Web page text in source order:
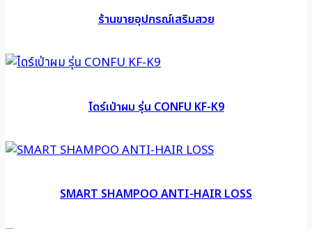
ร้านขายอุปกรณ์เสริมสวย
ไดร์เป่าผม รุ่น CONFU KF-K9
SMART SHAMPOO ANTI-HAIR LOSS